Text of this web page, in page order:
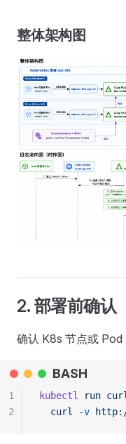
整体架构图
2. 部署前确认
确认 K8s 节点或 Pod
BASH
kubectl run
  curl
-v
1
2